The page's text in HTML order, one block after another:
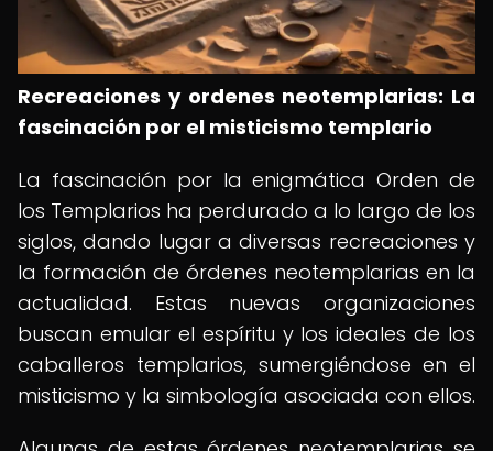
Recreaciones y ordenes neotemplarias: La
fascinación por el misticismo templario
La fascinación por la enigmática Orden de
los Templarios ha perdurado a lo largo de los
siglos, dando lugar a diversas recreaciones y
la formación de órdenes neotemplarias en la
actualidad. Estas nuevas organizaciones
buscan emular el espíritu y los ideales de los
caballeros templarios, sumergiéndose en el
misticismo y la simbología asociada con ellos.